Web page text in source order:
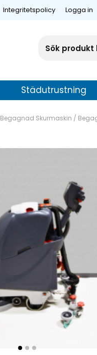
Integritetspolicy Logga in
Städutrustning
Begagnad Skurmaskin /